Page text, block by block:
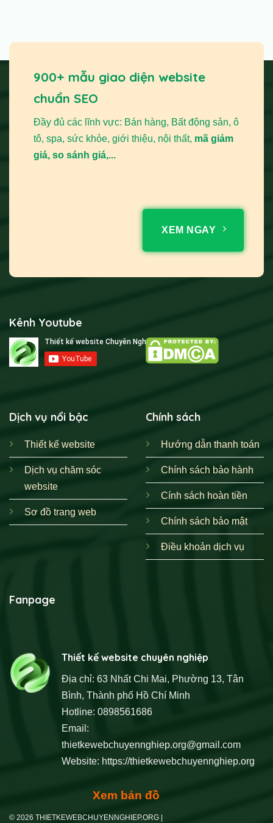
900+ mẫu giao diện website
chuẩn SEO
Đầy đủ các lĩnh vực: Bán hàng, Bất động sản, ô
tô, spa, sức khỏe, giới thiệu, nội thất, mã giảm
giá, so sánh giá,...
XEM NGAY
Kênh Youtube
Dịch vụ nổi bậc
Thiết kế website
Dịch vụ chăm sóc
website
Sơ đồ trang web
Chính sách
Hướng dẫn thanh toán
Chính sách bảo hành
Cính sách hoàn tiền
Chính sách bảo mật
Điều khoản dịch vụ
Fanpage
Thiết kế website chuyên nghiệp
Địa chỉ: 63 Nhất Chi Mai, Phường 13, Tân
Bình, Thành phố Hồ Chí Minh
Hotline: 0898561686
Email:
thietkewebchuyennghiep.org@gmail.com
Website: https://thietkewebchuyennghiep.org
Xem bản đồ
© 2026 THIETKEWEBCHUYENNGHIEP.ORG |